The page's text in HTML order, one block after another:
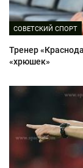
СОВЕТСКИЙ СПОРТ
Тренер
«хрюшек»